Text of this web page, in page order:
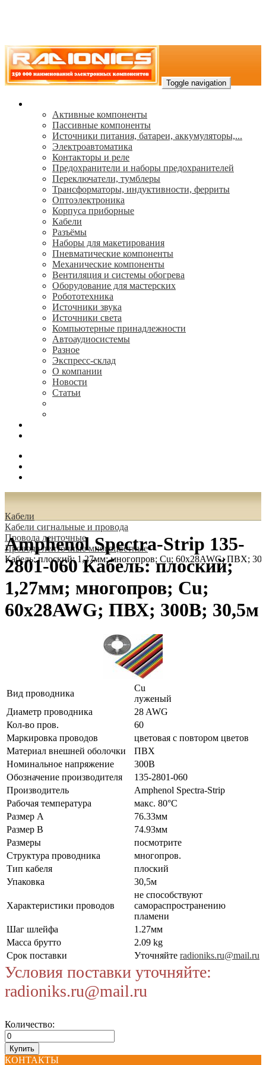
Toggle navigation
Активные компоненты
Пассивные компоненты
Источники питания, батареи, аккумуляторы,...
Электроавтоматика
Контакторы и реле
Предохранители и наборы предохранителей
Переключатели, тумблеры
Трансформаторы, индуктивности, ферриты
Oптоэлектроника
Корпуса приборные
Кабели
Разъёмы
Наборы для макетирования
Пневматические компоненты
Механические компоненты
Вентиляция и системы обогрева
Оборудование для мастерских
Робототехника
Источники звука
Источники света
Компьютерные принадлежности
Автоаудиосистемы
Разное
Экспресс-склад
О компании
Новости
Статьи
Кабели
Кабели сигнальные и провода
Провода ленточные
Провода ленточные многоцветные
Кабель: плоский; 1,27мм; многопров; Cu; 60x28AWG; ПВХ;
Amphenol Spectra-Strip 135-
2801-060 Кабель: плоский;
1,27мм; многопров; Cu;
60x28AWG; ПВХ; 300В; 30,5м
Вид проводника
Cu
луженый
Диаметр проводника
28 AWG
Кол-во пров.
60
Маркировка проводов
цветовая с повтором цветов
Материал внешней оболочки
ПВХ
Номинальное напряжение
300В
Обозначение производителя
135-2801-060
Производитель
Amphenol Spectra-Strip
Рабочая температура
макс. 80°C
Размер А
76.33мм
Размер В
74.93мм
Размеры
посмотрите
Структура проводника
многопров.
Тип кабеля
плоский
Упаковка
30,5м
Характеристики проводов
не способствуют
самораспространению
пламени
Шаг шлейфа
1.27мм
Масса брутто
2.09 kg
Срок поставки
Уточняйте radioniks.ru@mail.ru
Условия поставки уточняйте:
radioniks.ru@mail.ru
Количество:
КОНТАКТЫ